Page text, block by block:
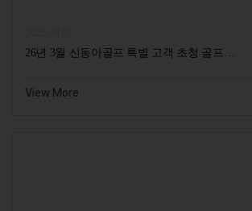
26년 3월 신동아골프 특별 고객 초청 골프…
View More